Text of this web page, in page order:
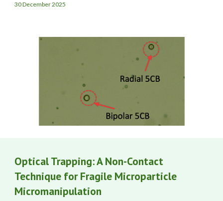
30 December2025
Optical Trapping: A Non-Contact
Technique for Fragile Microparticle
Micromanipulation